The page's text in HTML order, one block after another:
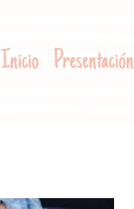
Inicio Presentación